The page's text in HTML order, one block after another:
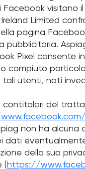
visitano
Limited
pagina
Pixel consente
compiuto
tali utenti, noti
del
non ha
dati
della sua
( https://